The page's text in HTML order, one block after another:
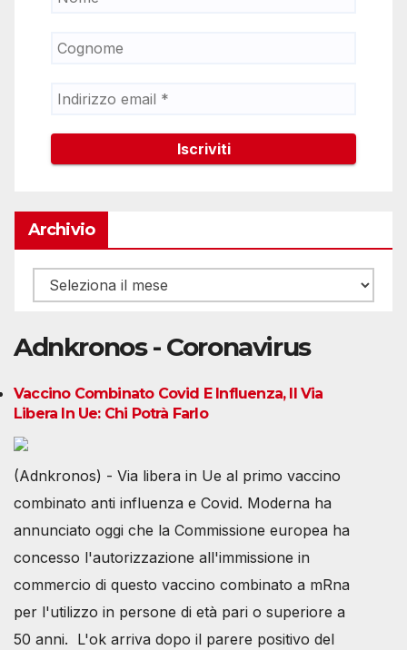
Archivio
Archivio
Adnkronos - Coronavirus
Vaccino Combinato Covid E Influenza, Il Via
Libera In Ue: Chi Potrà Farlo
(Adnkronos) - Via libera in Ue al primo vaccino
combinato anti influenza e Covid. Moderna ha
annunciato oggi che la Commissione europea ha
concesso l'autorizzazione all'immissione in
commercio di questo vaccino combinato a mRna
per l'utilizzo in persone di età pari o superiore a
50 anni. L'ok arriva dopo il parere positivo del